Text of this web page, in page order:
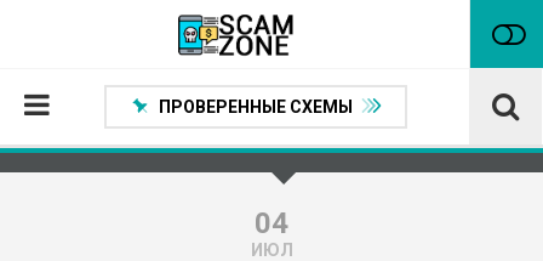
Проверенные способы заработка
ПРОВЕРЕННЫЕ СХЕМЫ
04
ИЮЛ